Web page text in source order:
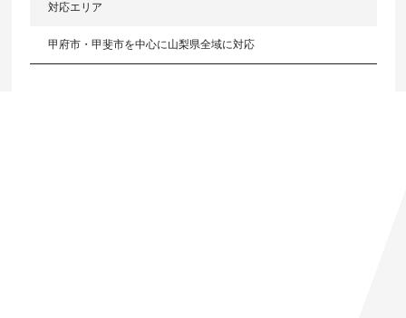
対応エリア
甲府市・甲斐市を中心に山梨県全域に対応